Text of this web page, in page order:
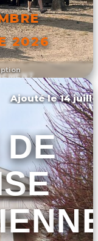
2026
Ajouté le 14